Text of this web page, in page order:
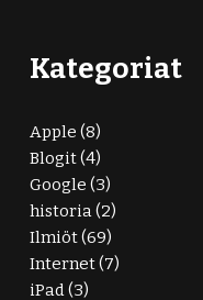
Kategoriat
Apple (8)
Blogit(4)
Google (3)
historia(2)
Ilmiöt(69)
Internet(7)
iPad(3)